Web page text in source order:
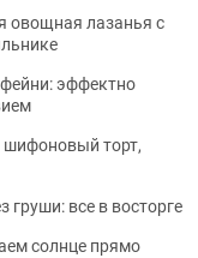
овощная лазанья с
эффектно
торт,
груши: все в восторге
солнце прямо